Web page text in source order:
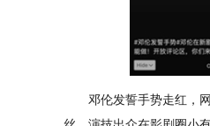
邓伦发誓手势走红，网